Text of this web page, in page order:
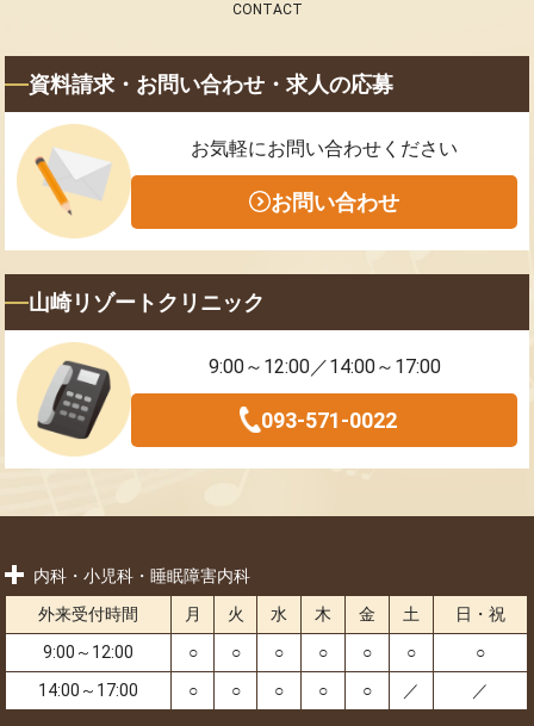
CONTACT
資料請求・お問い合わせ・求人の応募
お気軽にお問い合わせください
お問い合わせ
山崎リゾートクリニック
9:00～12:00／14:00～17:00
093-571-0022
内科・小児科・睡眠障害内科
外来受付時間 月 火 水 木 金 土
日・祝
9:00～12:00
○ ○ ○ ○ ○ ○
○
14:00～17:00
○ ○ ○ ○ ○ ／ ／